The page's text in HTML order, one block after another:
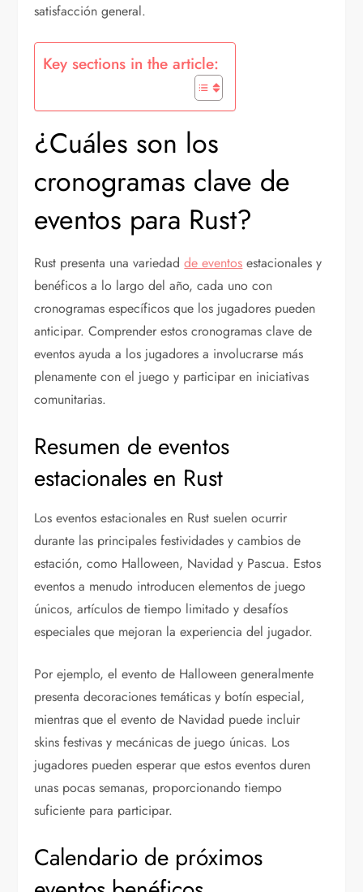
satisfacción general.
Key sections in the article:
¿Cuáles son los
cronogramas clave de
eventos para Rust?
Rust presenta una variedadde eventos estacionales y
benéficos a lo largo del año, cada uno con
cronogramas específicos que los jugadores pueden
anticipar. Comprender estos cronogramas clave de
eventos ayuda a los jugadores a involucrarse más
plenamente con el juego y participar en iniciativas
comunitarias.
Resumen de eventos
estacionales en Rust
Los eventos estacionales en Rust suelen ocurrir
durante las principales festividades y cambios de
estación, como Halloween, Navidad y Pascua. Estos
eventos a menudo introducen elementos de juego
únicos, artículos de tiempo limitado y desafíos
especiales que mejoran la experiencia del jugador.
Por ejemplo, el evento de Halloween generalmente
presenta decoraciones temáticas y botín especial,
mientras que el evento de Navidad puede incluir
skins festivas y mecánicas de juego únicas. Los
jugadores pueden esperar que estos eventos duren
unas pocas semanas, proporcionando tiempo
suficiente para participar.
Calendario de próximos